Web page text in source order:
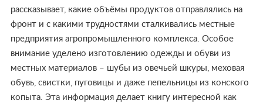
рассказывает, какие объёмы продуктов отправлялись на
фронт и с какими трудностями сталкивались местные
предприятия агропромышленного комплекса. Особое
внимание уделено изготовлению одежды и обуви из
местных материалов – шубы из овечьей шкуры, меховая
обувь, свистки, пуговицы и даже пепельницы из конского
копыта. Эта информация делает книгу интересной как